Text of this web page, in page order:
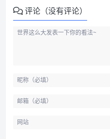
评论（没有评论）